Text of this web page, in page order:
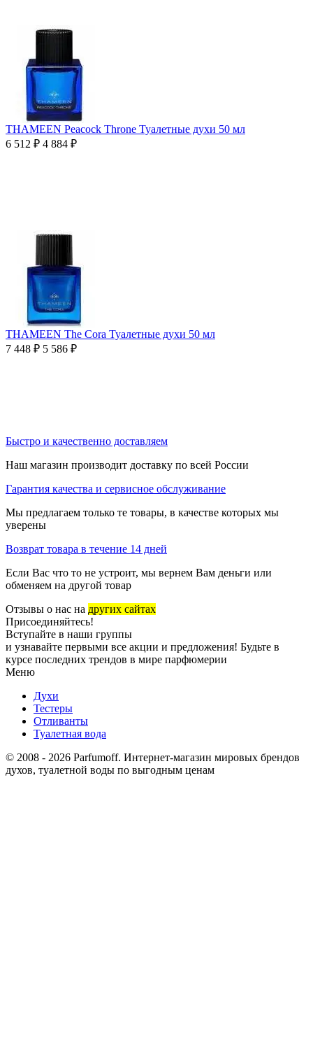
THAMEEN Peacock Throne Туалетные духи 50 мл
6 512 ₽ 4 884 ₽
THAMEEN The Cora Туалетные духи 50 мл
7 448 ₽ 5 586 ₽
Быстро и качественно доставляем
Наш магазин производит доставку по всей России
Гарантия качества и сервисное обслуживание
Мы предлагаем только те товары, в качестве которых мы
уверены
Возврат товара в течение 14 дней
Если Вас что то не устроит, мы вернем Вам деньги или
обменяем на другой товар
Отзывы о нас на других сайтах
Присоединяйтесь!
Вступайте в наши группы
и узнавайте первыми все акции и предложения! Будьте в
курсе последних трендов в мире парфюмерии
Меню
Духи
Тестеры
Отливанты
Туалетная вода
© 2008 - 2026 Parfumoff. Интернет-магазин мировых брендов
духов, туалетной воды по выгодным ценам